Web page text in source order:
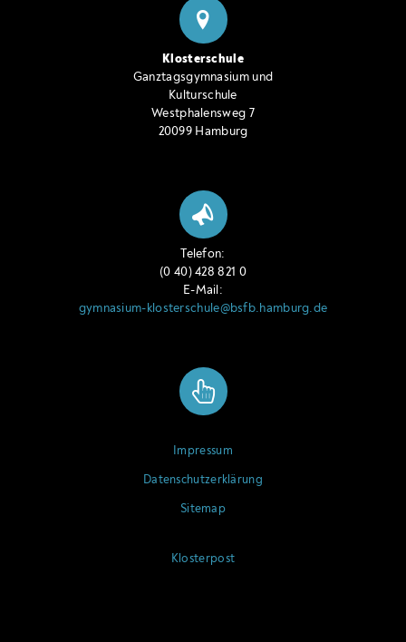
Klosterschule
Ganztagsgymnasium und
Kulturschule
Westphalensweg 7
20099 Hamburg
Telefon:
(0 40) 428 821 0
E-Mail:
gymnasium-klosterschule@bsfb.hamburg.de
Impressum
Datenschutzerklärung
Sitemap
Klosterpost